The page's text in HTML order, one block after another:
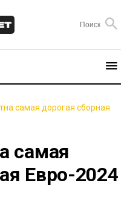
самая дорогая сборная
самая
Евро-2024